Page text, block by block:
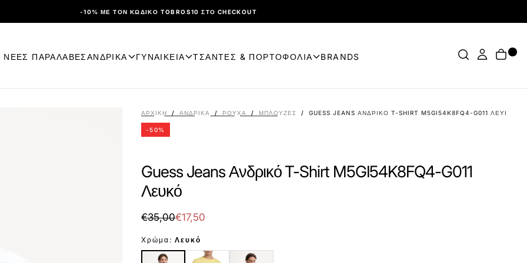
-10% ΜΕ ΤΟΝ ΚΩΔΙΚΌ TOBROS10 ΣΤΟ CHECKOUT
ΝΕΕΣ ΠΑΡΑΛΑΒΕΣΑΝΔΡΙΚΑ ΓΥΝΑΙΚΕΙΑ ΤΣΑΝΤΕΣ & ΠΟΡΤΟΦΟΛΙΑ BRANDS
ΑΡΧΙΚΉ / ΑΝΔΡΙΚΑ / ΡΟΎΧΑ / ΜΠΛΟΎΖΕΣ / GUESS JEANS ΑΝΔΡΙΚΌ T-SHIRT M5GI54K8FQ4-G011 ΛΕΥΚΌ
-50%
Guess Jeans Ανδρικό T-Shirt M5GI54K8FQ4-G011
Λευκό
€17,50
Τιμή
€35,00Τιμή
έκπτωση
€17,50
Χρώμα: Λευκό